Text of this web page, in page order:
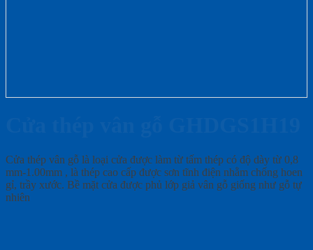
Cửa thép vân gỗ là loại cửa được làm từ tấm thép có độ dày từ 0,8
mm-1.00mm , là thép cao cấp được sơn tĩnh điện nhằm chống hoen
gỉ, trầy xước. Bề mặt cửa được phủ lớp giả vân gỗ giống như gỗ tự
nhiên